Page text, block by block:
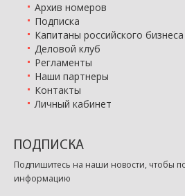
Архив номеров
Подписка
Капитаны российского бизнеса
Деловой клуб
Регламенты
Наши партнеры
Контакты
Личный кабинет
ПОДПИСКА
Подпишитесь на наши новости, чтобы
информацию